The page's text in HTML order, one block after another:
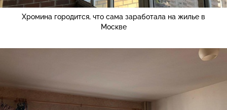
Хромина городится, что сама заработала на жилье в
Москве